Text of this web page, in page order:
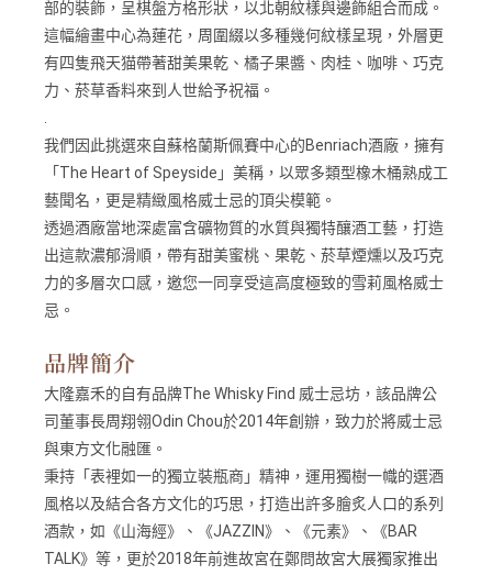
部的裝飾，呈棋盤方格形狀，以北朝紋樣與邊飾組合而成。
這幅繪畫中心為蓮花，周圍綴以多種幾何紋樣呈現，外層更
有四隻飛天猫帶著甜美果乾、橘子果醬、肉桂、咖啡、巧克
力、菸草香料來到人世給予祝福。
我們因此挑選來自蘇格蘭斯佩賽中心的Benriach酒廠，擁有
「The Heart of Speyside」美稱，以眾多類型橡木桶熟成工
藝聞名，更是精緻風格威士忌的頂尖模範。
透過酒廠當地深處富含礦物質的水質與獨特釀酒工藝，打造
出這款濃郁滑順，帶有甜美蜜桃、果乾、菸草煙燻以及巧克
力的多層次口感，邀您一同享受這高度極致的雪莉風格威士
忌。
品牌簡介
大隆嘉禾的自有品牌The Whisky Find 威士忌坊，該品牌公
司董事長周翔翎Odin Chou於2014年創辦，致力於將威士忌
與東方文化融匯。
秉持「表裡如一的獨立裝瓶商」精神，運用獨樹一幟的選酒
風格以及結合各方文化的巧思，打造出許多膾炙人口的系列
酒款，如《山海經》、《JAZZIN》、《元素》、《BAR
TALK》等，更於2018年前進故宮在鄭問故宮大展獨家推出